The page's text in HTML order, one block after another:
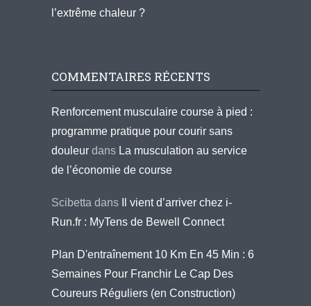
l’extrême chaleur ?
COMMENTAIRES RÉCENTS
Renforcement musculaire course à pied :
programme pratique pour courir sans
douleur dans La musculation au service
de l’économie de course
Scibetta dans
Il vient d’arriver chez i-
Run.fr : MyTens de Bewell Connect
Plan D'entraînement 10 Km En 45 Min : 6
Semaines Pour Franchir Le Cap Des
Coureurs Réguliers (en Construction)